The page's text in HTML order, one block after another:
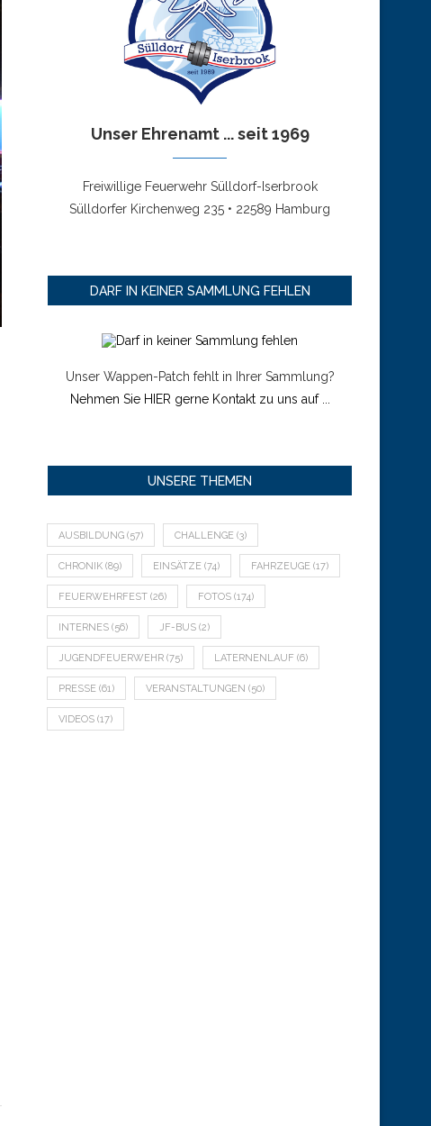
Unser Ehrenamt ... seit 1969
Freiwillige Feuerwehr Sülldorf-Iserbrook
Sülldorfer Kirchenweg 235 • 22589 Hamburg
DARF IN KEINER SAMMLUNG FEHLEN
Unser Wappen-Patch fehlt in Ihrer Sammlung?
Nehmen Sie HIER gerne Kontakt zu uns auf ...
UNSERE THEMEN
AUSBILDUNG (57) CHALLENGE (3)
CHRONIK (89) EINSÄTZE (74) FAHRZEUGE (17)
FEUERWEHRFEST (26) FOTOS (174)
INTERNES (56) JF-BUS (2)
JUGENDFEUERWEHR (75) LATERNENLAUF (6)
PRESSE (61) VERANSTALTUNGEN (50)
VIDEOS (17)